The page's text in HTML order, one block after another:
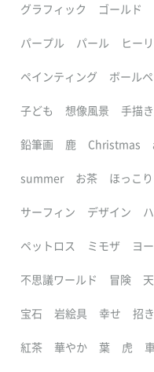
グラフィック ゴールド
パープル パール ヒー
ペインティング ボール
子ども 想像風景 手描
鉛筆画 鹿 Christmas
summer お茶 ほっこり
サーフィン デザイン
ペットロス ミモザ ヨ
不思議ワールド 冒険
宝石 岩絵具 幸せ 招
紅茶 華やか 葉 虎 車